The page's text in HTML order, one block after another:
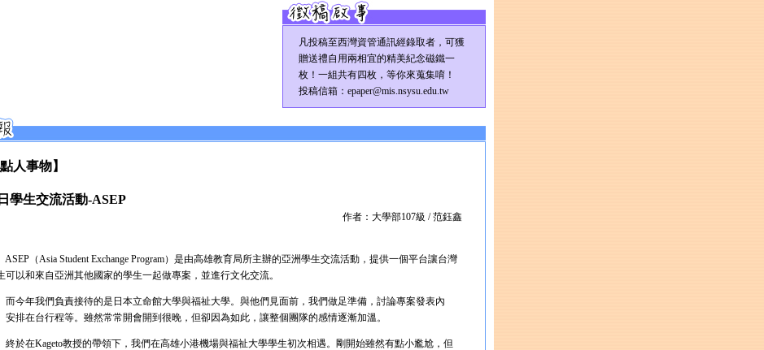
凡投稿至西灣資管通訊經錄取者，可獲
贈送禮自用兩相宜的精美紀念磁鐵一
枚！一組共有四枚，等你來蒐集唷！
投稿信箱：epaper@mis.nsysu.edu.tw
點人事物】
學生交流活動-ASEP
作者：大學部107級 / 范鈺鑫
（Asia Student Exchange Program）是由高雄教育局所主辦的亞洲學生交流活動，提供一個平台讓台灣
可以和來自亞洲其他國家的學生一起做專案，並進行文化交流。
今年我們負責接待的是日本立命館大學與福祉大學。與他們見面前，我們做足準備，討論專案發表內
安排在台行程等。雖然常常開會開到很晚，但卻因為如此，讓整個團隊的感情逐漸加溫。
於在Kageto教授的帶領下，我們在高雄小港機場與福祉大學學生初次相遇。剛開始雖然有點小尷尬，但